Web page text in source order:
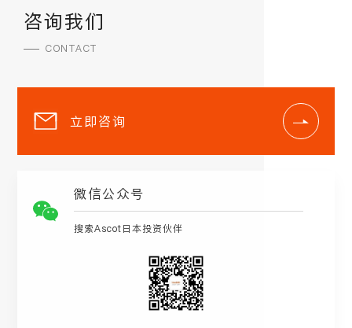
CONTACT
咨询我们
立即咨询
微信公众号
搜索Ascot日本投资伙伴